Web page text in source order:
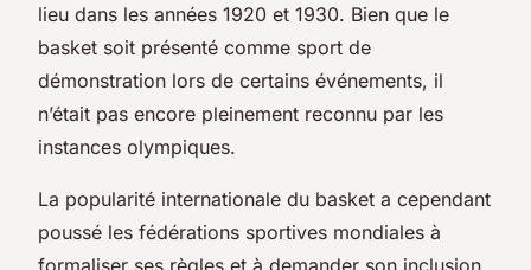
lieu dans les années 1920 et 1930. Bien que le
basket soit présenté comme sport de
démonstration lors de certains événements, il
n’était pas encore pleinement reconnu par les
instances olympiques.
La popularité internationale du basket a cependant
poussé les fédérations sportives mondiales à
formaliser ses règles et à demander son inclusion